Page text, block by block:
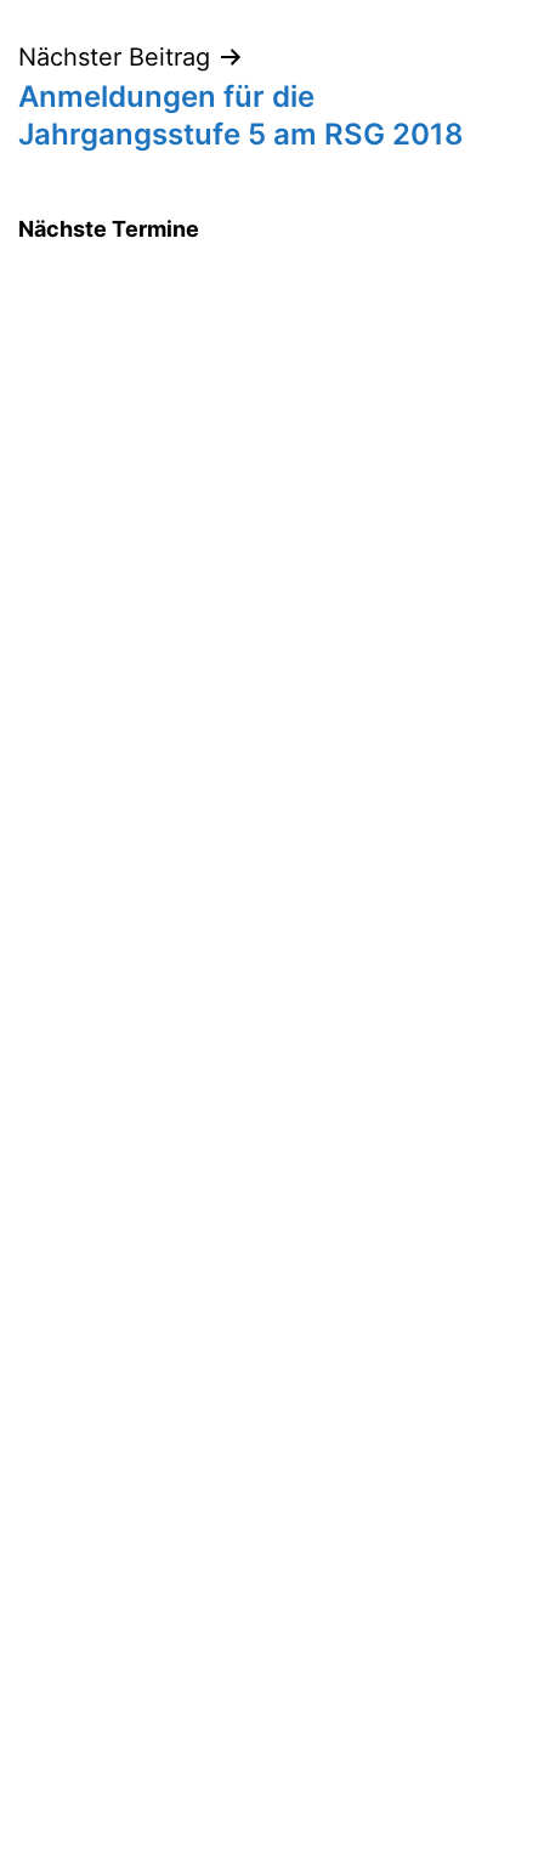
Nächster Beitrag
Anmeldungen für die
Jahrgangsstufe 5 am RSG 2018
Nächste Termine